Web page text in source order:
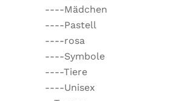
----Mädchen
----Pastell
----rosa
----Symbole
----Tiere
----Unisex